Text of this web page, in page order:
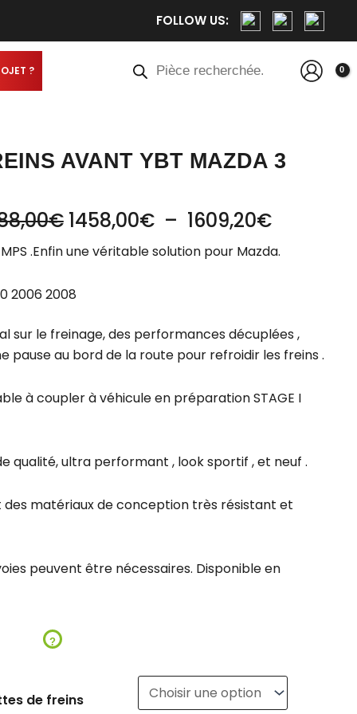
FOLLOW US:
?
Recherche
produits
AVANT YBT MAZDA 3
€
prix :
1620,00€
1458,00€ – 1609,20€
Plage
de
prix :
1458,00€
.Enfin une véritable solution pour Mazda.
2006 2008
sur le freinage, des performances décuplées ,
pause au bord de la route pour refroidir les freins .
à coupler à véhicule en préparation STAGE I
qualité, ultra performant , look sportif , et neuf .
des matériaux de conception très résistant et
peuvent être nécessaires. Disponible en
?
de freins